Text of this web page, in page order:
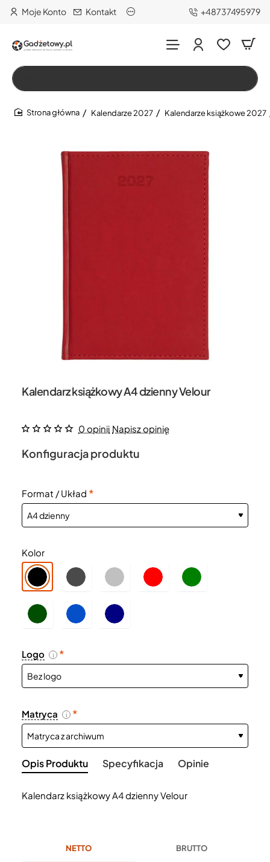
Moje Konto Kontakt +48737495979
Szukaj…
Kalendarze 2027 Kalendarze książkowe 2027
Kalendarz książkowy A4 dzienny Velour
0 opinii Napisz opinię
Konfiguracja produktu
Format / Układ
Kolor
Logo i
Matryca i
Opis Produktu Specyfikacja Opinie
Kalendarz książkowy A4 dzienny Velour
NETTO BRUTTO